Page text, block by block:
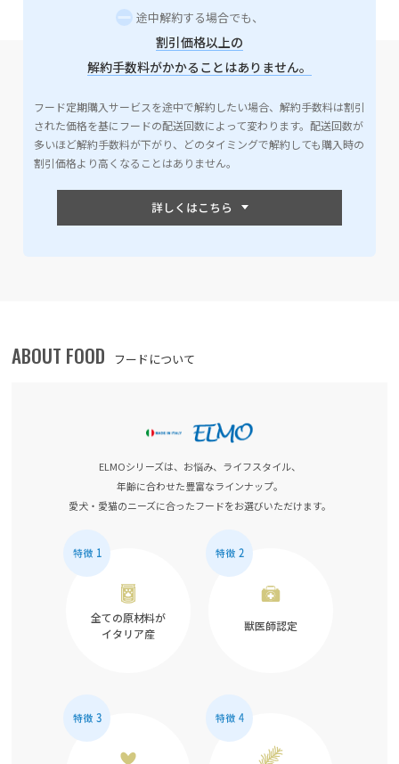
途中解約する場合でも、
割引価格以上の
解約手数料がかかることはありません。
フード定期購入サービスを途中で解約したい場合、解約手数料は割引
された価格を基にフードの配送回数によって変わります。配送回数が
多いほど解約手数料が下がり、どのタイミングで解約しても購入時の
割引価格より高くなることはありません。
ABOUT FOOD フードについて
ELMOシリーズは、お悩み、ライフスタイル、
年齢に合わせた豊富なラインナップ。
愛犬・愛猫のニーズに合ったフードをお選びいただけます。
全ての原材料が
イタリア産
獣医師認定